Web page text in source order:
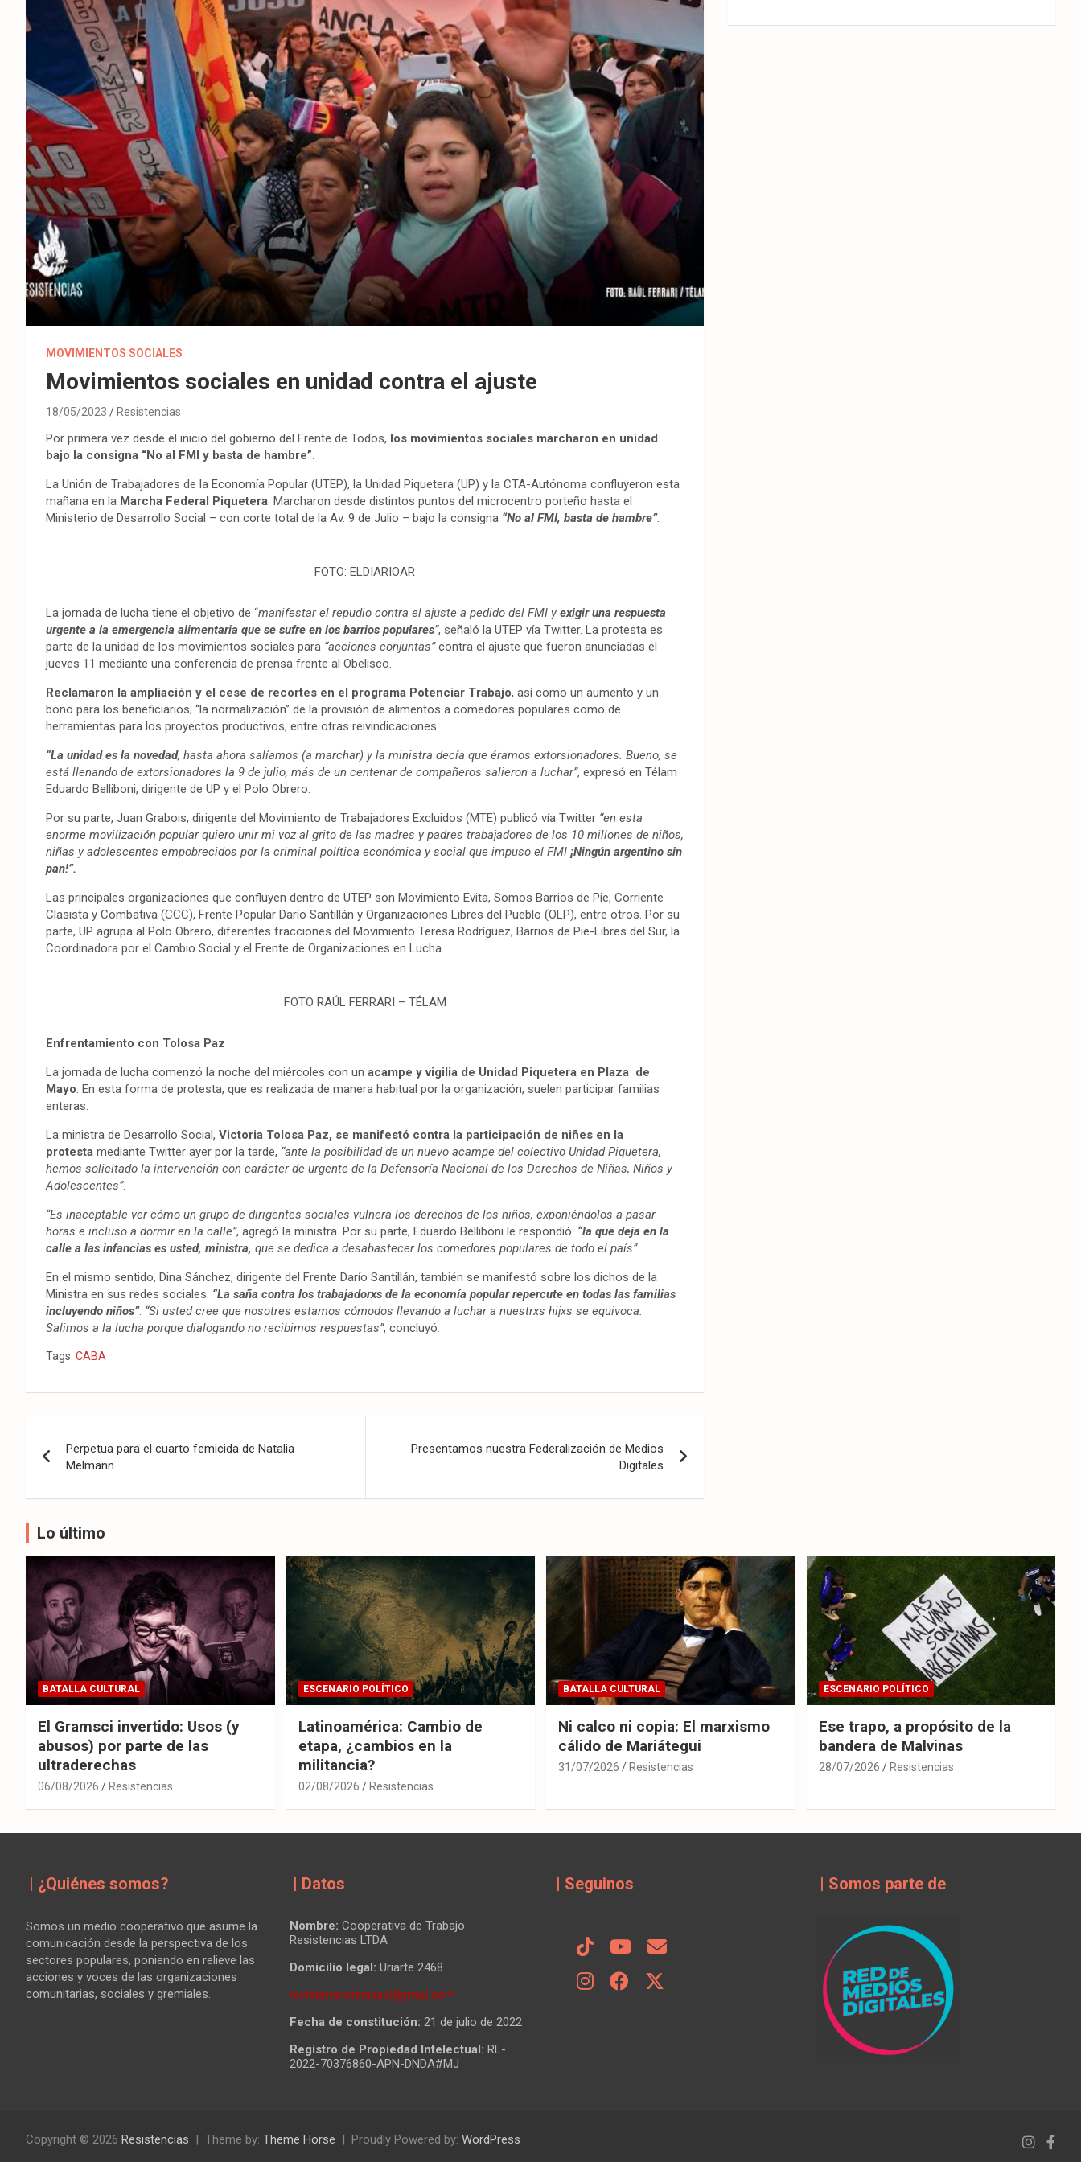
MOVIMIENTOS SOCIALES
Movimientos sociales en unidad contra el ajuste
18/05/2023 Resistencias
Por primera vez desde el inicio del gobierno del Frente de Todos, los movimientos sociales marcharon en unidad
bajo la consigna “No al FMI y basta de hambre”.
La Unión de Trabajadores de la Economía Popular (UTEP), la Unidad Piquetera (UP) y la CTA-Autónoma confluyeron esta
mañana en la Marcha Federal Piquetera. Marcharon desde distintos puntos del microcentro porteño hasta el
Ministerio de Desarrollo Social – con corte total de la Av. 9 de Julio – bajo la consigna “No al FMI, basta de hambre”.
FOTO: ELDIARIOAR
La jornada de lucha tiene el objetivo de “manifestar el repudio contra el ajuste a pedido del FMI y exigir una respuesta
urgente a la emergencia alimentaria que se sufre en los barrios populares”, señaló la UTEP vía Twitter. La protesta es
parte de la unidad de los movimientos sociales para “acciones conjuntas”contra el ajuste que fueron anunciadas el
jueves 11 mediante una conferencia de prensa frente al Obelisco.
Reclamaron la ampliación y el cese de recortes en el programa Potenciar Trabajo, así como un aumento y un
bono para los beneficiarios; “la normalización” de la provisión de alimentos a comedores populares como de
herramientas para los proyectos productivos, entre otras reivindicaciones.
“La unidad es la novedad, hasta ahora salíamos (a marchar) y la ministra decía que éramos extorsionadores. Bueno, se
está llenando de extorsionadores la 9 de julio, más de un centenar de compañeros salieron a luchar”, expresó en Télam
Eduardo Belliboni, dirigente de UP y el Polo Obrero.
Por su parte, Juan Grabois, dirigente del Movimiento de Trabajadores Excluidos (MTE) publicó vía Twitter “en esta
enorme movilización popular quiero unir mi voz al grito de las madres y padres trabajadores de los 10 millones de niños,
niñas y adolescentes empobrecidos por la criminal política económica y social que impuso el FMI ¡Ningún argentino sin
pan!”.
Las principales organizaciones que confluyen dentro de UTEP son Movimiento Evita, Somos Barrios de Pie, Corriente
Clasista y Combativa (CCC), Frente Popular Darío Santillán y Organizaciones Libres del Pueblo (OLP), entre otros. Por su
parte, UP agrupa al Polo Obrero, diferentes fracciones del Movimiento Teresa Rodríguez, Barrios de Pie-Libres del Sur, la
Coordinadora por el Cambio Social y el Frente de Organizaciones en Lucha.
FOTO RAÚL FERRARI – TÉLAM
Enfrentamiento con Tolosa Paz
La jornada de lucha comenzó la noche del miércoles con un acampe y vigilia de Unidad Piquetera en Plaza de
Mayo. En esta forma de protesta, que es realizada de manera habitual por la organización, suelen participar familias
enteras.
La ministra de Desarrollo Social, Victoria Tolosa Paz, se manifestó contra la participación de niñes en la
protesta mediante Twitter ayer por la tarde, “ante la posibilidad de un nuevo acampe del colectivo Unidad Piquetera,
hemos solicitado la intervención con carácter de urgente de la Defensoría Nacional de los Derechos de Niñas, Niños y
Adolescentes”.
“Es inaceptable ver cómo un grupo de dirigentes sociales vulnera los derechos de los niños, exponiéndolos a pasar
horas e incluso a dormir en la calle”, agregó la ministra. Por su parte, Eduardo Belliboni le respondió: “la que deja en la
calle a las infancias es usted, ministra, que se dedica a desabastecer los comedores populares de todo el país”.
En el mismo sentido, Dina Sánchez, dirigente del Frente Darío Santillán, también se manifestó sobre los dichos de la
Ministra en sus redes sociales. “La saña contra los trabajadorxs de la economía popular repercute en todas las familias
incluyendo niños”. “Si usted cree que nosotres estamos cómodos llevando a luchar a nuestrxs hijxs se equivoca.
Salimos a la lucha porque dialogando no recibimos respuestas”, concluyó.
Tags: CABA
de
entradas
Perpetua para el cuarto femicida de Natalia
Melmann
Presentamos nuestra Federalización de Medios
Digitales
Lo último
BATALLA CULTURAL
El Gramsci invertido: Usos (y
abusos) por parte de las
ultraderechas
06/08/2026 Resistencias
ESCENARIO POLÍTICO
Latinoamérica: Cambio de
etapa, ¿cambios en la
militancia?
02/08/2026 Resistencias
BATALLA CULTURAL
Ni calco ni copia: El marxismo
cálido de Mariátegui
31/07/2026 Resistencias
ESCENARIO POLÍTICO
Ese trapo, a propósito de la
bandera de Malvinas
28/07/2026 Resistencias
| ¿Quiénes somos?
Somos un medio cooperativo que asume la
comunicación desde la perspectiva de los
sectores populares, poniendo en relieve las
acciones y voces de las organizaciones
comunitarias, sociales y gremiales.
| Datos
Nombre: Cooperativa de Trabajo
Resistencias LTDA
Domicilio legal: Uriarte 2468
revistaresistencias@gmail.com
Fecha de constitución: 21 de julio de 2022
Registro de Propiedad Intelectual: RL-
2022-70376860-APN-DNDA#MJ
| Seguinos | Somos parte de
Copyright © 2026 Resistencias Theme by: Theme Horse Proudly Powered by: WordPress